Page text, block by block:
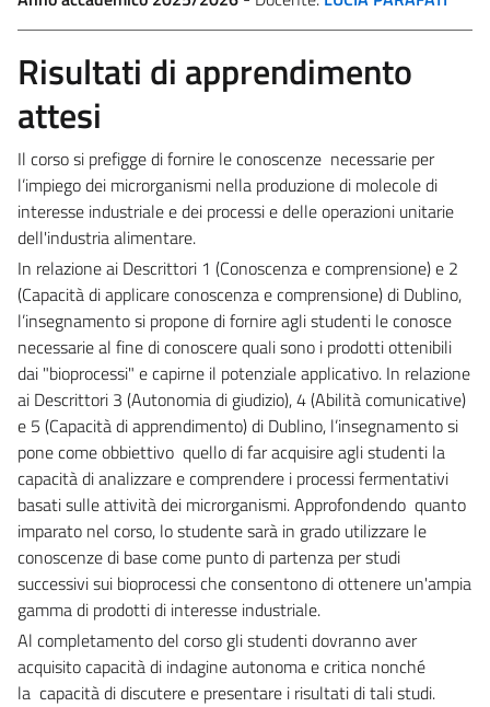
Risultati di apprendimento
attesi
Il corso si prefigge di fornire le conoscenze necessarie per
l’impiego dei microrganismi nella produzione di molecole di
interesse industriale e dei processi e delle operazioni unitarie
dell'industria alimentare.
In relazione ai Descrittori 1 (Conoscenza e comprensione) e 2
(Capacità di applicare conoscenza ecomprensione) di Dublino,
l’insegnamento si propone di fornire agli studenti le conosce
necessarie al fine diconoscere quali sono i prodotti ottenibili
dai "bioprocessi" e capirne il potenziale applicativo. In relazione
ai Descrittori 3 (Autonomia di giudizio), 4 (Abilità comunicative)
e 5 (Capacità di apprendimento) di Dublino, l’insegnamento si
pone come obbiettivo quello di far acquisire agli studenti la
capacitàdi analizzare e comprendere i processi fermentativi
basati sulle attività dei microrganismi. Approfondendo quanto
imparato nel corso, lo studente sarà in grado utilizzare le
conoscenze di base come punto di partenza per studi
successivi sui bioprocessi che consentono di ottenere un'ampia
gamma di prodotti di interesse industriale.
Al completamento del corso gli studenti dovranno aver
acquisito capacità di indagine autonoma e critica nonché
la capacità di discutere e presentare i risultati di tali studi.